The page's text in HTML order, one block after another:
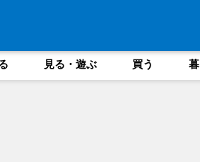
見る・遊ぶ 買う